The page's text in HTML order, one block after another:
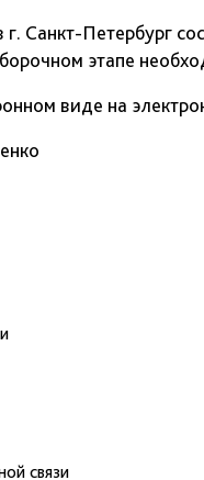
г. Санкт-Петербург
этапе
виде на
связи